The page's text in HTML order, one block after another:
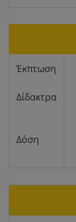
Έκπτωση
Δίδακτρα
Δόση